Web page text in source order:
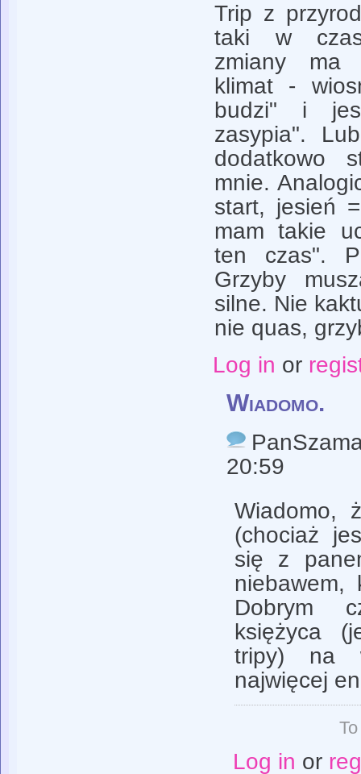
Trip z
taki w
zmiany ma
klimat -
budzi" i
zasypia".
dodatkowo
mnie.
start, jesień
mam takie
ten czas".
Grzyby
silne. Nie
nie quas,
Log in or
Wiadomo.
20:59
Wiadomo,
(chociaż
się z
niebawem,
Dobrym
księżyca
tripy) na
najwięcej
Log in or